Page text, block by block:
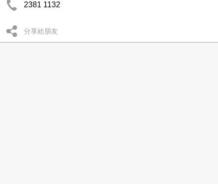
2381 1132
分享給朋友